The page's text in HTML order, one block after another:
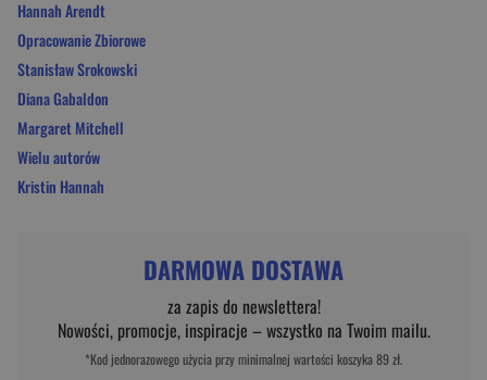
Hannah Arendt
Opracowanie Zbiorowe
Stanisław Srokowski
Diana Gabaldon
Margaret Mitchell
Wielu autorów
Kristin Hannah
DARMOWA DOSTAWA
za zapis do newslettera!
Nowości, promocje, inspiracje – wszystko na Twoim mailu.
*Kod jednorazowego użycia przy minimalnej wartości koszyka 89 zł.